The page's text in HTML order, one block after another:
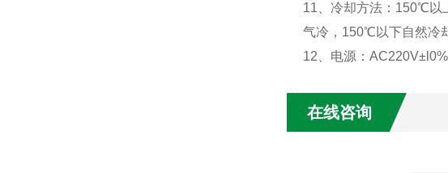
11、冷却方法：150℃以
气冷，150℃以下自然冷
12、电源：
在线咨询